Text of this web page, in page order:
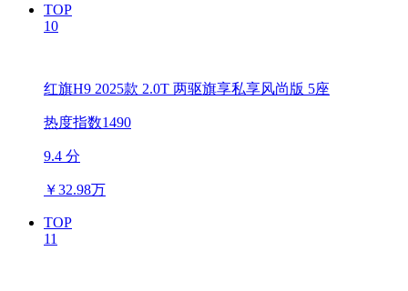
TOP
10
红旗H9 2025款 2.0T 两驱旗享私享风尚版 5座
热度指数1490
9.4 分
￥32.98万
TOP
11